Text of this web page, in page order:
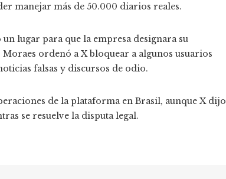
manejar más de 50.000 diarios reales.
lugar para que la empresa designara su
ordenó a X bloquear a algunos usuarios
falsas y discursos de odio.
de la plataforma en Brasil, aunque X dijo
se resuelve la disputa legal.